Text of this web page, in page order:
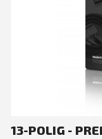
13-POLIG -